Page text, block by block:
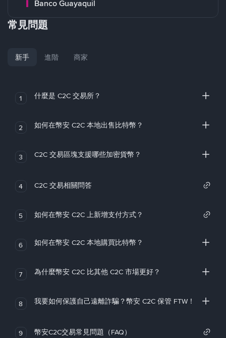
Banco Guayaquil
常見問題
新手 進階 商家
1 什麼是 C2C 交易所？
2 如何在幣安 C2C 本地出售比特幣？
3 C2C 交易區塊支援哪些加密貨幣？
4 C2C 交易相關問答
5 如何在幣安 C2C 上新增支付方式？
6 如何在幣安 C2C 本地購買比特幣？
7 為什麼幣安 C2C 比其他 C2C 市場更好？
8 我要如何保護自己遠離詐騙？幣安 C2C 保管 FTW！
9 幣安C2C交易常見問題（FAQ）